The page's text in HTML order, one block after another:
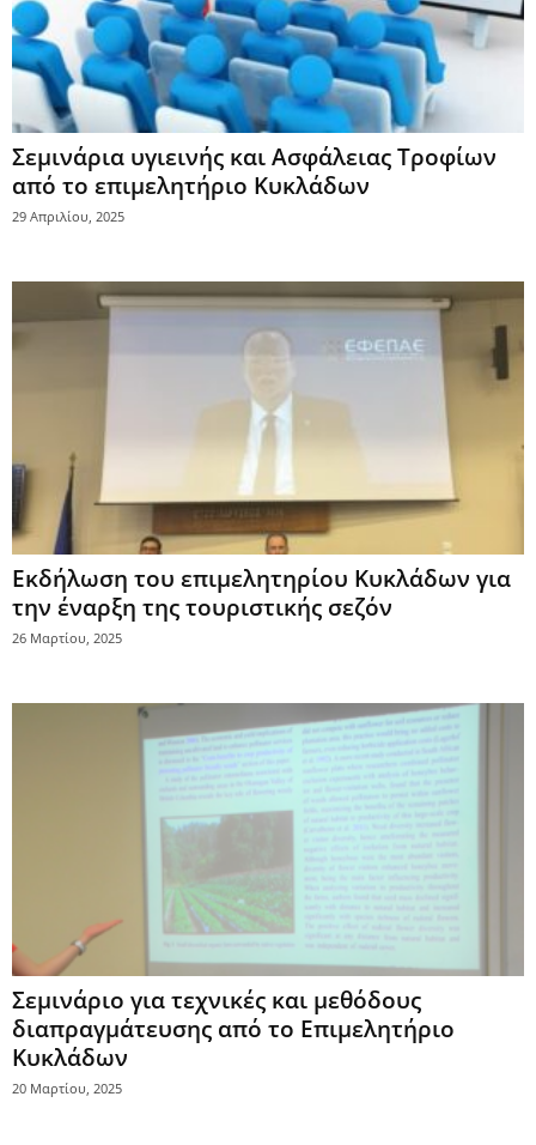
Σεμινάρια υγιεινής και Ασφάλειας Τροφίων
από το επιμελητήριο Κυκλάδων
29 Απριλίου, 2025
Εκδήλωση του επιμελητηρίου Κυκλάδων για
την έναρξη της τουριστικής σεζόν
26 Μαρτίου, 2025
Σεμινάριο για τεχνικές και μεθόδους
διαπραγμάτευσης από το Επιμελητήριο
Κυκλάδων
20 Μαρτίου, 2025